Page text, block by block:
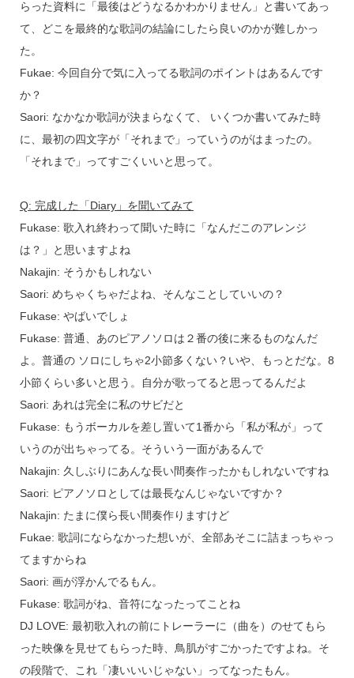
らった資料に「最後はどうなるかわかりません」と書いてあっ
て、どこを最終的な歌詞の結論にしたら良いのかが難しかっ
た。
Fukae: 今回自分で気に入ってる歌詞のポイントはあるんです
か？
Saori: なかなか歌詞が決まらなくて、 いくつか書いてみた時
に、最初の四文字が「それまで」っていうのがはまったの。
「それまで」ってすごくいいと思って。
Q: 完成した「Diary」を聞いてみて
Fukase: 歌入れ終わって聞いた時に「なんだこのアレンジ
は？」と思いますよね
Nakajin: そうかもしれない
Saori: めちゃくちゃだよね、そんなことしていいの？
Fukase: やばいでしょ
Fukase: 普通、あのピアノソロは２番の後に来るものなんだ
よ。普通の ソロにしちゃ2小節多くない？いや、もっとだな。8
小節くらい多いと思う。自分が歌ってると思ってるんだよ
Saori: あれは完全に私のサビだと
Fukase: もうボーカルを差し置いて1番から「私が私が」って
いうのが出ちゃってる。そういう一面があるんで
Nakajin: 久しぶりにあんな長い間奏作ったかもしれないですね
Saori: ピアノソロとしては最長なんじゃないですか？
Nakajin: たまに僕ら長い間奏作りますけど
Fukae: 歌詞にならなかった想いが、全部あそこに詰まっちゃっ
てますからね
Saori: 画が浮かんでるもん。
Fukase: 歌詞がね、音符になったってことね
DJ LOVE: 最初歌入れの前にトレーラーに（曲を）のせてもら
った映像を見せてもらった時、鳥肌がすごかったですよね。そ
の段階で、これ「凄いいいじゃない」ってなったもん。